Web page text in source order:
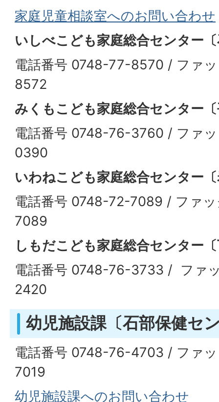
家庭児童相談室へのお問い合わせ
いしべこども家庭総合センター
電話番号 0748-77-8570 / ファ
8572
みくもこども家庭総合センター
電話番号 0748-76-3760 / ファ
0390
いわねこども家庭総合センター
電話番号 0748-72-7089 / ファ
7089
しもだこども家庭総合センター
電話番号 0748-76-3733 / ファ
2420
幼児施設課〔石部保健セ
電話番号 0748-76-4703 / ファ
7019
幼児施設課へのお問い合わせ